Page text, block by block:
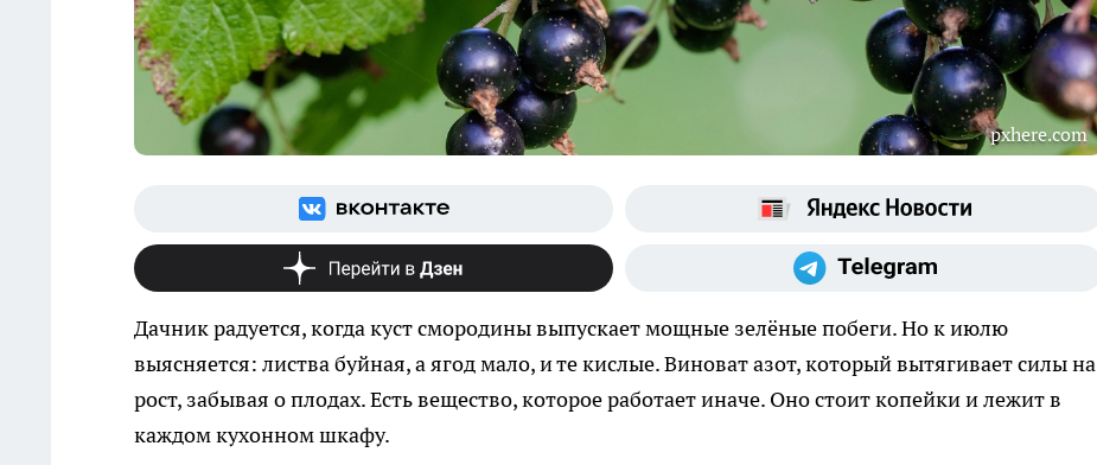
pxhere.com
Дачник радуется, когда куст смородины выпускает мощные зелёные побеги. Но к июлю
выясняется: листва буйная, а ягод мало, и те кислые. Виноват азот, который вытягивает силы на
рост, забывая о плодах. Есть вещество, которое работает иначе. Оно стоит копейки и лежит в
каждом кухонном шкафу.